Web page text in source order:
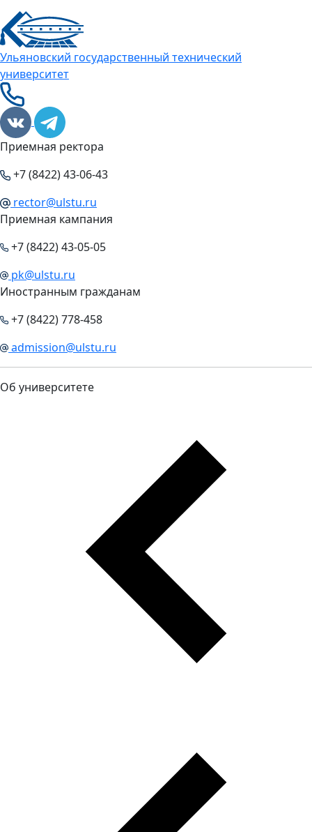
Ульяновский государственный технический
университет
Приемная ректора
+7 (8422) 43-06-43
rector@ulstu.ru
Приемная кампания
+7 (8422) 43-05-05
pk@ulstu.ru
Иностранным гражданам
+7 (8422) 778-458
admission@ulstu.ru
Об университете